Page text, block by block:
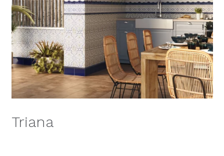
Triana